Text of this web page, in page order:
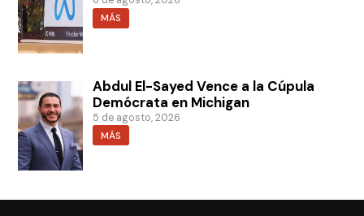
MÁS
Abdul El-Sayed Vence a la Cúpula
Demócrata en Michigan
5 de agosto, 2026
MÁS